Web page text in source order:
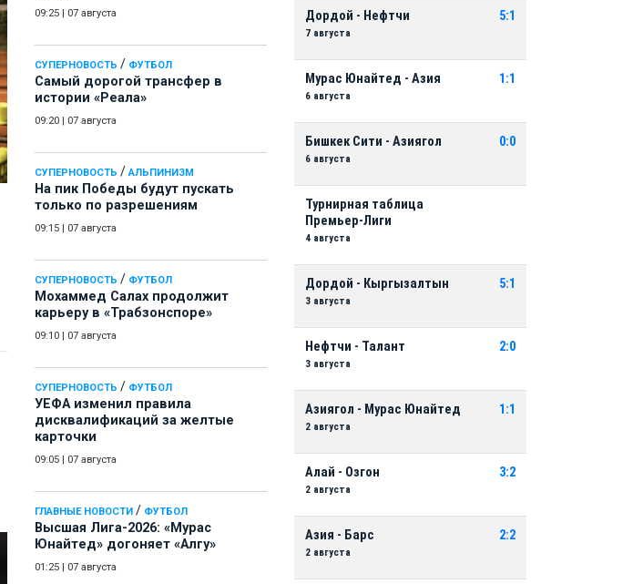
09:25 07 августа
СУПЕРНОВОСТЬ / ФУТБОЛ
Самый дорогой трансфер в
истории «Реала»
09:20 07 августа
СУПЕРНОВОСТЬ / АЛЬПИНИЗМ
На пик Победы будут пускать
только по разрешениям
09:15 07 августа
СУПЕРНОВОСТЬ / ФУТБОЛ
Мохаммед Салах продолжит
карьеру в «Трабзонспоре»
09:10 07 августа
СУПЕРНОВОСТЬ / ФУТБОЛ
УЕФА изменил правила
дисквалификаций за желтые
карточки
09:05 07 августа
ГЛАВНЫЕ НОВОСТИ / ФУТБОЛ
Высшая Лига-2026: «Мурас
Юнайтед» догоняет «Алгу»
01:25 07 августа
Дордой - Нефтчи
7 августа
5:1
Мурас Юнайтед - Азия
6 августа
1:1
Бишкек Сити - Азиягол
6 августа
0:0
Турнирная таблица
Премьер-Лиги
4 августа
Дордой - Кыргызалтын
3 августа
5:1
Нефтчи - Талант
3 августа
2:0
Азиягол - Мурас Юнайтед
2 августа
1:1
Алай - Озгон
2 августа
3:2
Азия - Барс
2 августа
2:2